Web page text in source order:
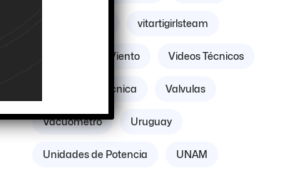
vitartigirlsteam
Viento Videos Técnicos
Verificación Técnica Valvulas
Vacuómetro Uruguay
Unidades de Potencia UNAM